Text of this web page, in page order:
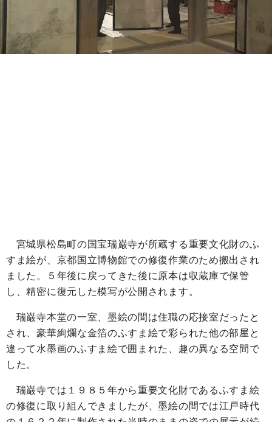
宮城県松島町の国宝瑞巌寺が所蔵する重要文化財のふ
すま絵が、京都国立博物館での修復作業のため搬出され
ました。５年後に戻ってきた後に原本は収蔵庫で保管
し、精密に復元した模写が公開されます。
瑞巌寺本堂の一室、墨絵の間は住職の応接室だったと
され、豪華絢爛な金箔のふすま絵で彩られた他の部屋と
違って水墨画のふすま絵で囲まれた、趣の異なる空間で
した。
瑞巌寺では１９８５年から重要文化財であるふすま絵
の修復に取り組んできましたが、墨絵の間では江戸時代